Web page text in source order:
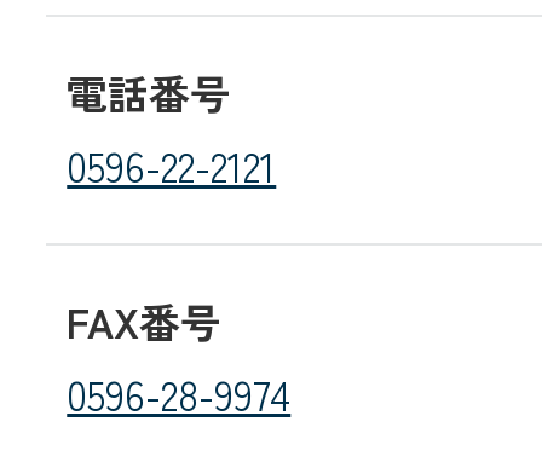
電話番号
0596-22-2121
FAX番号
0596-28-9974